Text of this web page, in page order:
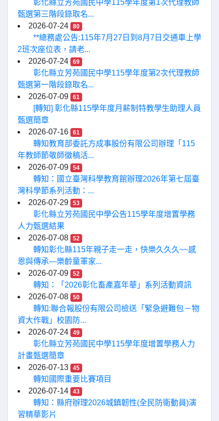
彰化縣立芳苑國民中學115學年度第1次代理教師
甄選第三階段錄取名...
2026-07-24
80
**總務處公告:115年7月27日到8月7日交通車上學
2班次座位表，請老...
2026-07-24
69
彰化縣立芳苑國民中學115學年度第2次代理教師
甄選第一階段錄取名...
2026-07-09
61
[轉知] 彰化縣115學年度月薪制特教學生助理人員
甄選簡章
2026-07-16
61
轉知教育部委託方成事股份有限公司辦理「115
年教師節敬師徵稿活...
2026-07-09
54
轉知：國立臺灣科學教育館辦理2026年第七屆臺
灣科學節系列活動：...
2026-07-29
53
彰化縣立芳苑國民中學公告115學年度增置學務
人力甄選結果
2026-07-08
52
轉知彰化縣115年親子走一走，快樂久久久~~感
恩與傳承—樂齡童軍家...
2026-07-09
52
轉知：「2026彰化畜產嘉年華」系列活動資訊
2026-07-08
50
轉知:聯合報股份有限公司檢送「緊急避難包－物
資大作戰」校園防...
2026-07-24
49
彰化縣立芳苑國民中學115學年度增置學務人力
計畫甄選簡章
2026-07-13
45
轉知國際重要比賽項目
2026-07-14
43
轉知：縣府辦理2026城鎮韌性(全民防衛動員)演
習精華影片